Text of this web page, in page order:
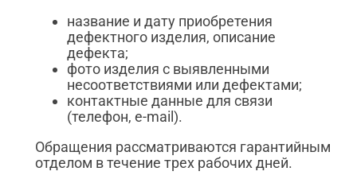
название и дату приобретения
дефектного изделия, описание
дефекта;
фото изделия с выявленными
несоответствиями или дефектами;
контактные данные для связи
(телефон, e-mail).
Обращения рассматриваются гарантийным
отделом в течение трех рабочих дней.